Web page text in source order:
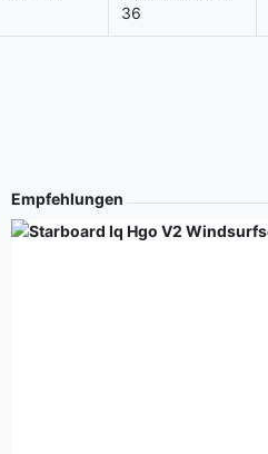
36
Empfehlungen